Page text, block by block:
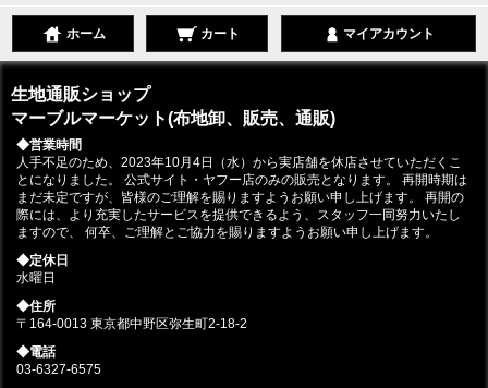
ホーム カート マイアカウント
生地通販ショップ
マーブルマーケット(布地卸、販売、通販)
◆営業時間
人手不足のため、2023年10月4日（水）から実店舗を休店させていただくこ
とになりました。 公式サイト・ヤフー店のみの販売となります。 再開時期は
まだ未定ですが、皆様のご理解を賜りますようお願い申し上げます。 再開の
際には、より充実したサービスを提供できるよう、スタッフ一同努力いたし
ますので、 何卒、ご理解とご協力を賜りますようお願い申し上げます。
◆定休日
水曜日
◆住所
〒164-0013 東京都中野区弥生町2-18-2
◆電話
03-6327-6575